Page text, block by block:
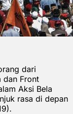
dari
dan Front
Aksi Bela
rasa di depan